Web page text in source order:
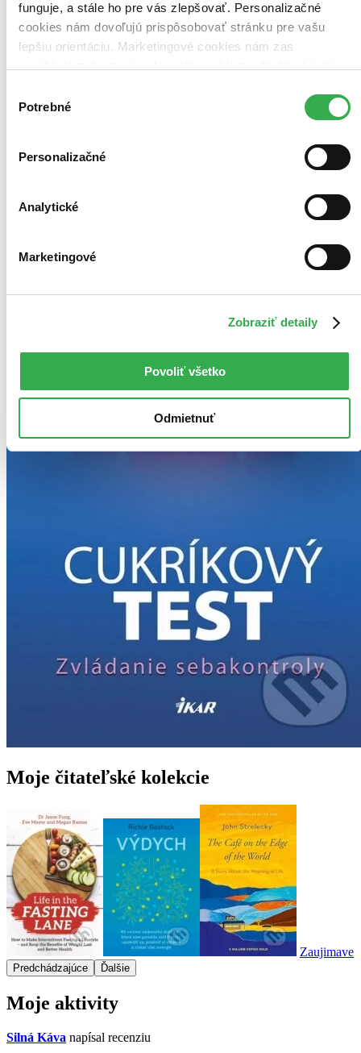
funguje, a stále ho pre vás zlepšovať. Personalizačné
cookies nám dovoľujú prispôsobovať stránku pre vašu
lepšiu orientáciu. Marketingové cookies nám zas
keby sme mohli používať všetky tieto cookies. Ďakujeme!
súhlasu
Potrebné
Personalizačné
Analytické
Marketingové
Zobraziť detaily
Povoliť všetko
Odmietnuť
Moje čitateľské kolekcie
Zaujimave
Predchádzajúce Ďalšie
Moje aktivity
Silná Káva napísal recenziu